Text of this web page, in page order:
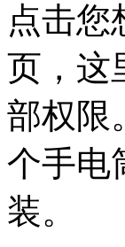
点击您
页，这
部权限
个手电
装。